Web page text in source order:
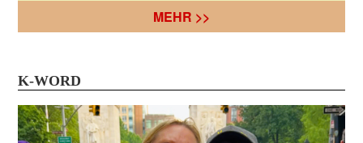
MEHR >>
K-WORD